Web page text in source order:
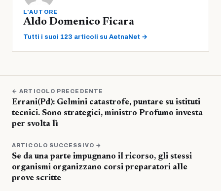
L'AUTORE
Aldo Domenico Ficara
Tutti i suoi 123 articoli su AetnaNet →
← ARTICOLO PRECEDENTE
Errani(Pd): Gelmini catastrofe, puntare su istituti
tecnici. Sono strategici, ministro Profumo investa
per svolta lì
ARTICOLO SUCCESSIVO →
Se da una parte impugnano il ricorso, gli stessi
organismi organizzano corsi preparatori alle
prove scritte